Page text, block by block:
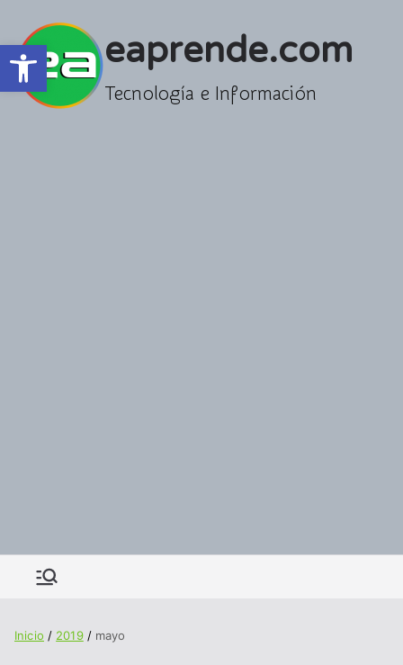
Abrir barra de herramientas
contenido
eaprende.com
Tecnología e Información
Inicio 2019 mayo